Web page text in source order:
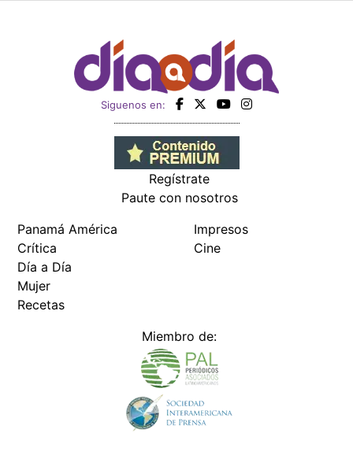
Siguenos en:
Regístrate
Paute con nosotros
Panamá América
Crítica
Día a Día
Mujer
Recetas
Impresos
Cine
Miembro de: